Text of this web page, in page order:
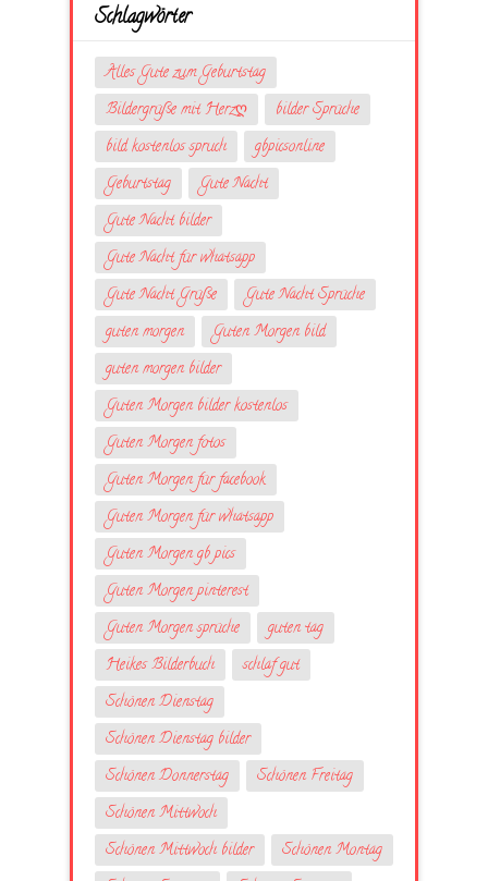
Schlagwörter
Alles Gute zum Geburtstag
Bildergrüße mit Herzღ
bilder Sprüche
bild kostenlos spruch
gbpicsonline
Geburtstag
Gute Nacht
Gute Nacht bilder
Gute Nacht für whatsapp
Gute Nacht Grüße
Gute Nacht Sprüche
guten morgen
Guten Morgen bild
guten morgen bilder
Guten Morgen bilder kostenlos
Guten Morgen fotos
Guten Morgen für facebook
Guten Morgen für whatsapp
Guten Morgen gb pics
Guten Morgen pinterest
Guten Morgen sprüche
guten tag
Heikes Bilderbuch
schlaf gut
Schönen Dienstag
Schönen Dienstag bilder
Schönen Donnerstag
Schönen Freitag
Schönen Mittwoch
Schönen Mittwoch bilder
Schönen Montag